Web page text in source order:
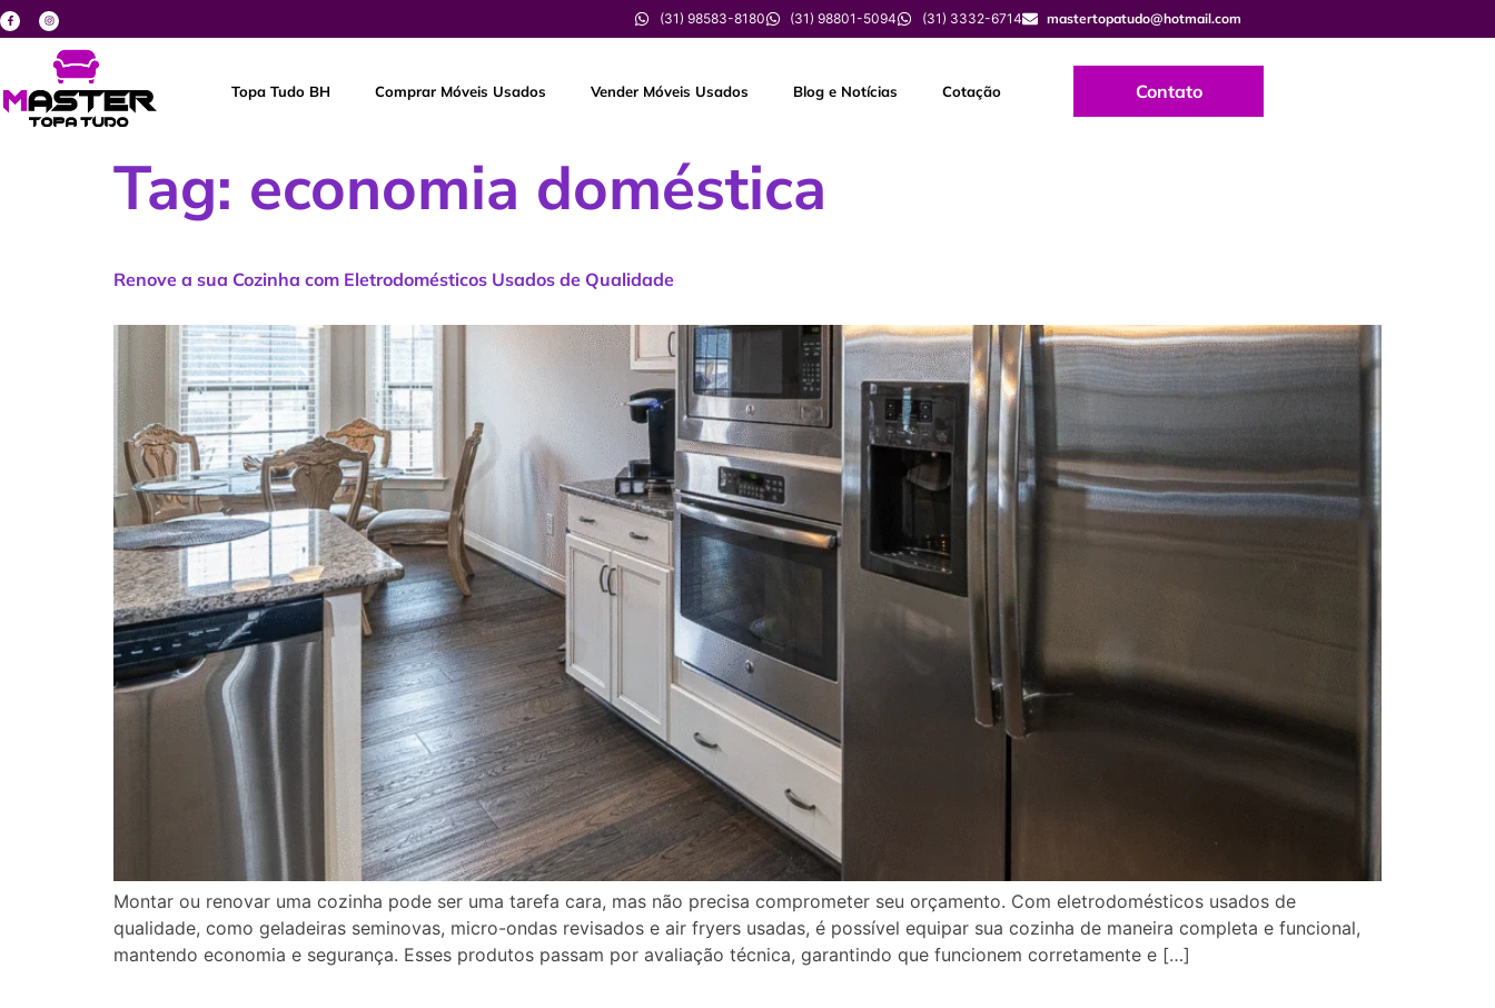
(31) 98583-8180 (31) 98801-5094 (31) 3332-6714 mastertopatudo@hotmail.com
Topa Tudo BH Comprar Móveis Usados Vender Móveis Usados Blog e Notícias Cotação Contato
Tag: economia doméstica
Renove a sua Cozinha com Eletrodomésticos Usados de Qualidade
Montar ou renovar uma cozinha pode ser uma tarefa cara, mas não precisa comprometer seu orçamento. Com eletrodomésticos usados de
qualidade, como geladeiras seminovas, micro-ondas revisados e air fryers usadas, é possível equipar sua cozinha de maneira completa e funcional,
mantendo economia e segurança. Esses produtos passam por avaliação técnica, garantindo que funcionem corretamente e […]